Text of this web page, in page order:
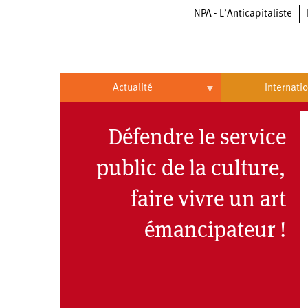
NPA - L’Anticapitaliste
Actualité
Politique
Entreprises
Oppressions
Brésil
Chine
États-
Continents
Défendre le service
public de la culture,
faire vivre un art
émancipateur !